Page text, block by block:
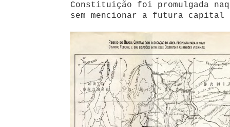
Constituição foi promulgada
sem mencionar a futura